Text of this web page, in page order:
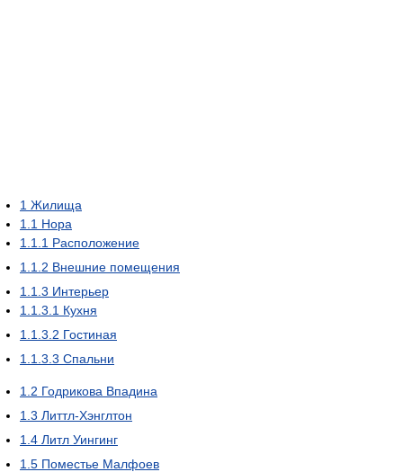
1 Жилища
1.1 Нора
1.1.1 Расположение
1.1.2 Внешние помещения
1.1.3 Интерьер
1.1.3.1 Кухня
1.1.3.2 Гостиная
1.1.3.3 Спальни
1.2 Годрикова Впадина
1.3 Литтл-Хэнглтон
1.4 Литл Уингинг
1.5 Поместье Малфоев